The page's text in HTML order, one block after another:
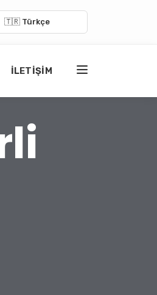
🇹🇷 Türkçe
İLETIŞIM